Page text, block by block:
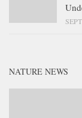
NATURE NEWS